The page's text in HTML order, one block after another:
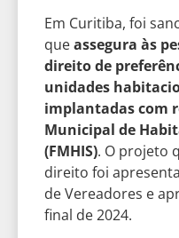
Em Curitiba, foi
queassegura às
direito de
unidades
implantadas com
Municipal de
(FMHIS). O projeto
direito foi
de Vereadores e
final de 2024.